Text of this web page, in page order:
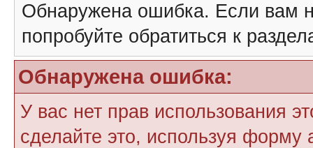
Обнаружена ошибка. Если вам
попробуйте обратиться к
Обнаружена ошибка:
У вас нет прав использования
сделайте это, используя форму